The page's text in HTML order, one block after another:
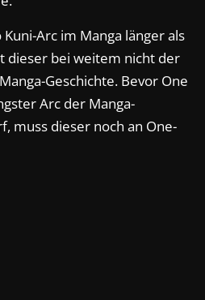
Arc im Manga länger als
dieser bei weitem nicht der
Geschichte. Bevor One
Arc der Manga-
muss dieser noch an One-